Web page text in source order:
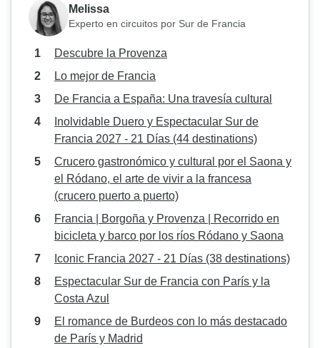
Melissa
Experto en circuitos por Sur de Francia
Descubre la Provenza
Lo mejor de Francia
De Francia a España: Una travesía cultural
Inolvidable Duero y Espectacular Sur de
Francia 2027 - 21 Días (44 destinations)
Crucero gastronómico y cultural por el Saona y
el Ródano, el arte de vivir a la francesa
(crucero puerto a puerto)
Francia | Borgoña y Provenza | Recorrido en
bicicleta y barco por los ríos Ródano y Saona
Iconic Francia 2027 - 21 Días (38 destinations)
Espectacular Sur de Francia con París y la
Costa Azul
El romance de Burdeos con lo más destacado
de París y Madrid